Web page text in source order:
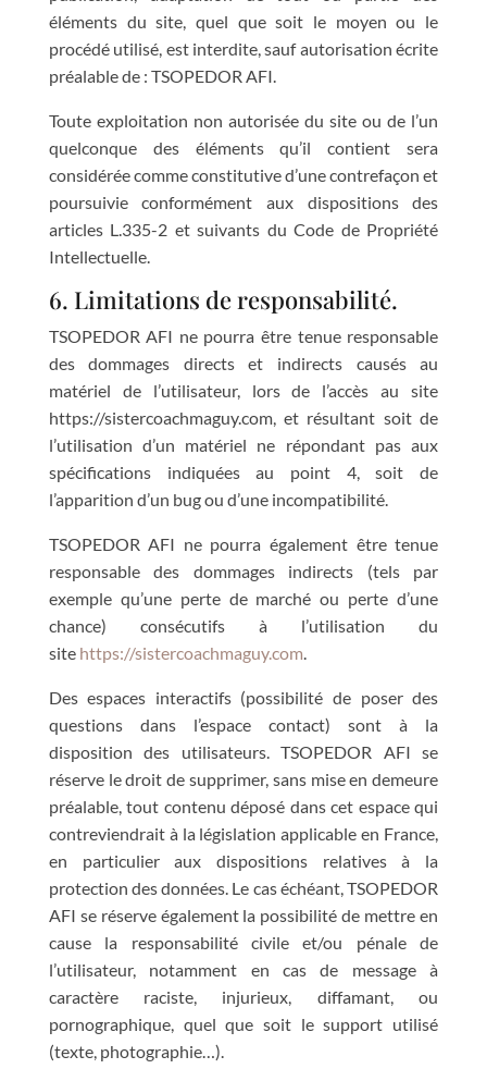
éléments du site, quel que soit le moyen ou le
procédé utilisé, est interdite, sauf autorisation écrite
préalable de : TSOPEDOR AFI.
Toute exploitation non autorisée du site ou de l’un
quelconque des éléments qu’il contient sera
considérée comme constitutive d’une contrefaçon et
poursuivie conformément aux dispositions des
articles L.335-2 et suivants du Code de Propriété
Intellectuelle.
6. Limitations de responsabilité.
TSOPEDOR AFI ne pourra être tenue responsable
des dommages directs et indirects causés au
matériel de l’utilisateur, lors de l’accès au site
https://sistercoachmaguy.com, et résultant soit de
l’utilisation d’un matériel ne répondant pas aux
spécifications indiquées au point 4, soit de
l’apparition d’un bug ou d’une incompatibilité.
TSOPEDOR AFI ne pourra également être tenue
responsable des dommages indirects (tels par
exemple qu’une perte de marché ou perte d’une
chance) consécutifs à l’utilisation du
site https://sistercoachmaguy.com.
Des espaces interactifs (possibilité de poser des
questions dans l’espace contact) sont à la
disposition des utilisateurs. TSOPEDOR AFI se
réserve le droit de supprimer, sans mise en demeure
préalable, tout contenu déposé dans cet espace qui
contreviendrait à la législation applicable en France,
en particulier aux dispositions relatives à la
protection des données. Le cas échéant, TSOPEDOR
AFI se réserve également la possibilité de mettre en
cause la responsabilité civile et/ou pénale de
l’utilisateur, notamment en cas de message à
caractère raciste, injurieux, diffamant, ou
pornographique, quel que soit le support utilisé
(texte, photographie…).